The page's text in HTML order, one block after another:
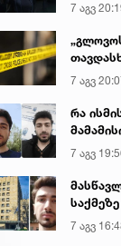
გიგა
7 აგვ
7 აგვ
რა
- გიგა
საქმე
7 აგვ
ნია
7 აგვ